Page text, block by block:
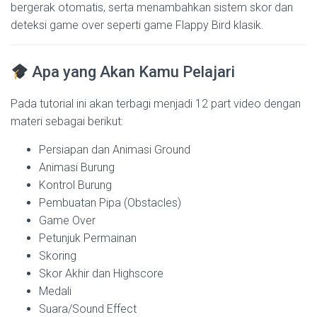
bergerak otomatis, serta menambahkan sistem skor dan
deteksi game over seperti game Flappy Bird klasik.
Apa yang Akan Kamu Pelajari
Pada tutorial ini akan terbagi menjadi 12 part video dengan
materi sebagai berikut:
Persiapan dan Animasi Ground
Animasi Burung
Kontrol Burung
Pembuatan Pipa (Obstacles)
Game Over
Petunjuk Permainan
Skoring
Skor Akhir dan Highscore
Medali
Suara/Sound Effect